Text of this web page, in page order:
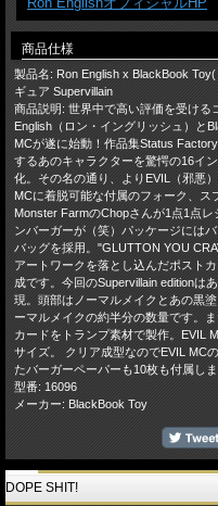
商品仕様
製品名: Ron English x BlackBook
ギュア Supervillain
商品説明: 世界中で高い評価を受ける
English（ロン・イングリッシュ）と
MCが遂に始動！作品集Status
するあのキャラクターを驚愕の16イ
化。その名の通り、よりEVIL（邪悪
MCに着脱可能な付属のフォーク、ス
Monster FarmのChopさんが1点1点
ンバーガーが（笑）パッケージには
バッグを採用。"GLUTTON YOU
アートワークを落とし込んだポスト
成です。今回のSupervillain editionは
現。頭部はノーマルメイクとあの黒
ーマルメイクの約半分の数量です。
カードをトランプ素材で製作。EVIL
サイズ。 クリア成型なのでEVIL MC
たバーガーペーパーも10枚も付属し
型番: 16096
メーカー: BlackBook Toy
DOPE SHIT!